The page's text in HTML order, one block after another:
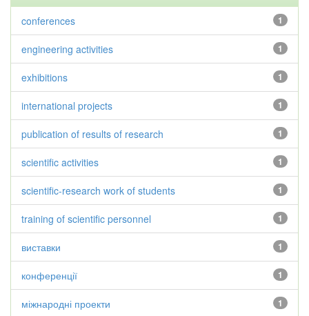
1
conferences
1
engineering activities
1
exhibitions
1
international projects
1
publication of results of research
1
scientific activities
1
scientific-research work of students
1
training of scientific personnel
1
виставки
1
конференції
1
міжнародні проекти